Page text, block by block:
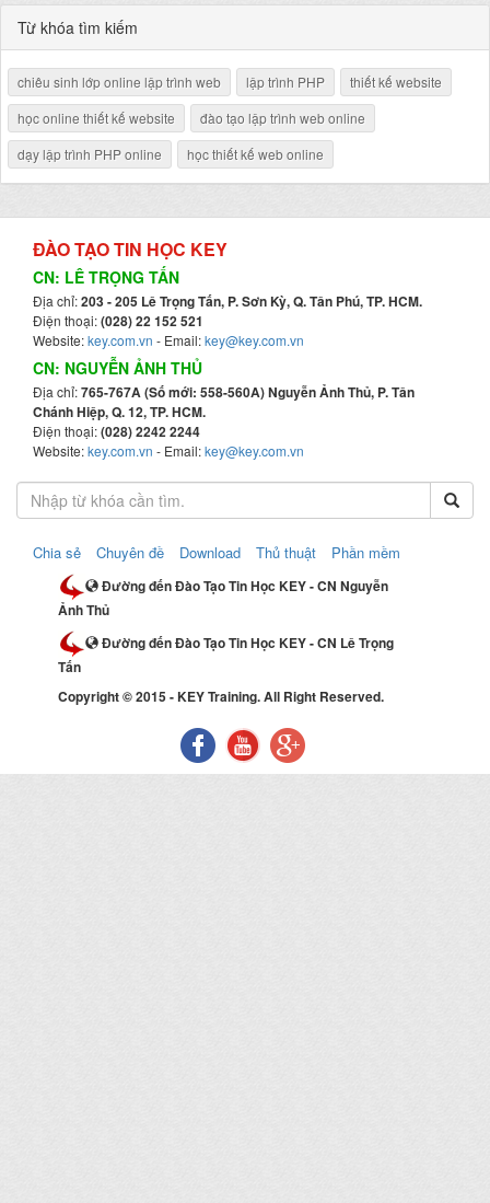
Từ khóa tìm kiếm
chiêu sinh lớp online lập trình web lập trình PHP
thiết kế website
học online thiết kế website
đào tạo lập trình web online
dạy lập trình PHP online
học thiết kế web online
ĐÀO TẠO TIN HỌC KEY
CN: LÊ TRỌNG TẤN
Địa chỉ:203 - 205 Lê Trọng Tấn, P. Sơn Kỳ, Q. Tân Phú, TP. HCM.
Điện thoại:(028) 22 152 521
Website:key.com.vn - Email:key@key.com.vn
CN: NGUYỄN ẢNH THỦ
Địa chỉ:765-767A (Số mới: 558-560A) Nguyễn Ảnh Thủ, P. Tân
Chánh Hiệp, Q. 12, TP. HCM.
Điện thoại:(028) 2242 2244
Website:key.com.vn - Email:key@key.com.vn
Chia sẻ Chuyên đề Download Thủ thuật Phần mềm
Đường đến Đào Tạo Tin Học KEY - CN Nguyễn
Ảnh Thủ
Đường đến Đào Tạo Tin Học KEY - CN Lê Trọng
Tấn
Copyright © 2015 - KEY Training. All Right Reserved.